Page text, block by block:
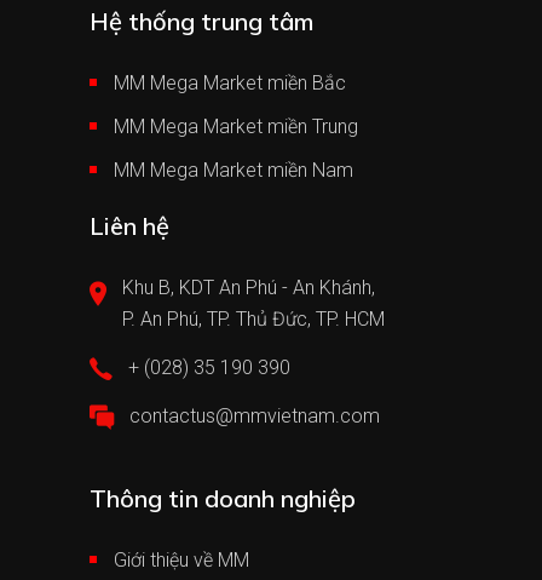
Hệ thống trung tâm
MM Mega Market miền Bắc
MM Mega Market miền Trung
MM Mega Market miền Nam
Liên hệ
Khu B, KDT An Phú - An Khánh,
P. An Phú, TP. Thủ Đức, TP. HCM
+ (028) 35 190 390
contactus@mmvietnam.com
Thông tin doanh nghiệp
Giới thiệu về MM